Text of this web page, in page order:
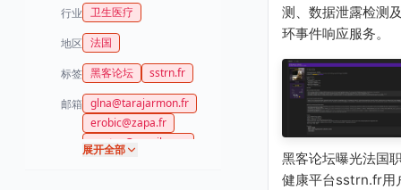
行业 卫生医疗
地区 法国
标签 黑客论坛 sstrn.fr
邮箱 glna@tarajarmon.fr
erobic@zapa.fr
nantes@gmail.com
展开全部
测、数据泄露检测
环事件响应服务。
黑客论坛曝光法国
健康平台sstrn.fr用